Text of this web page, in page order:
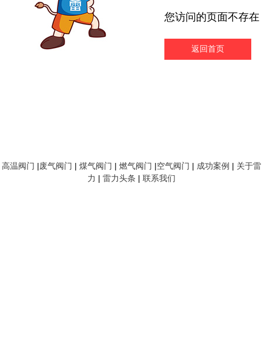
您访问的页面不存在
返回首页
高温阀门 |废气阀门 | 煤气阀门 | 燃气阀门 |空气阀门 | 成功案例 | 关于雷
力 | 雷力头条 | 联系我们